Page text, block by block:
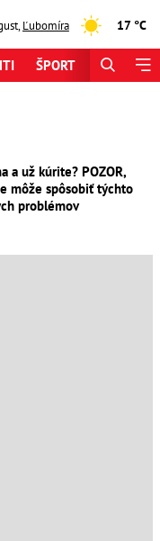
,Ľubomíra 17 °C
ŠPORT
a už kúrite? POZOR,
môže spôsobiť týchto
problémov